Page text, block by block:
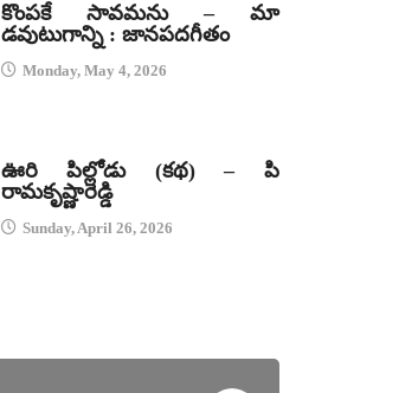
కొంపకే సావమను – మా
డవుటుగాన్ని : జానపదగీతం
Monday, May 4, 2026
ఊరి పిల్లోడు (కథ) – పి
రామకృష్ణారెడ్డి
Sunday, April 26, 2026